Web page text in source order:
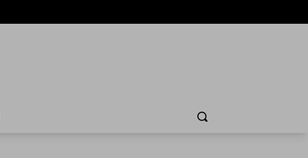
Cerca